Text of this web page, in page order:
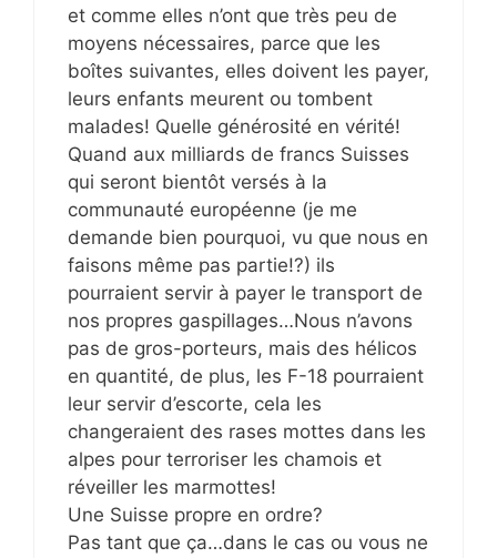
et comme elles n’ont que très peu de
moyens nécessaires, parce que les
boîtes suivantes, elles doivent les payer,
leurs enfants meurent ou tombent
malades! Quelle générosité en vérité!
Quand aux milliards de francs Suisses
qui seront bientôt versés à la
communauté européenne (je me
demande bien pourquoi, vu que nous en
faisons même pas partie!?) ils
pourraient servir à payer le transport de
nos propres gaspillages…Nous n’avons
pas de gros-porteurs, mais des hélicos
en quantité, de plus, les F-18 pourraient
leur servir d’escorte, cela les
changeraient des rases mottes dans les
alpes pour terroriser les chamois et
réveiller les marmottes!
Une Suisse propre en ordre?
Pas tant que ça…dans le cas ou vous ne